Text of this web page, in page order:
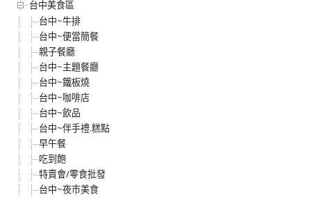
台中美食區
台中~牛排
台中~便當簡餐
親子餐廳
台中~主題餐廳
台中~鐵板燒
台中~咖啡店
台中~飲品
台中~伴手禮.糕點
早午餐
吃到飽
特賣會/零食批發
台中~夜市美食